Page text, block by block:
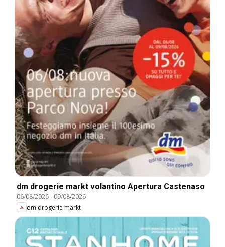
dm drogerie markt volantino Apertura Castenaso
06/08/2026- 09/08/2026
dm drogerie markt